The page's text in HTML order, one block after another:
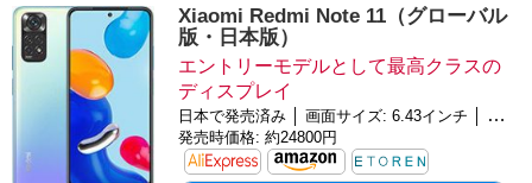
Xiaomi Redmi Note 11（グローバル
版・日本版）
エントリーモデルとして最高クラスの
ディスプレイ
日本で発売済み │ 画面サイズ: 6.43インチ │ バッテリー: 5000mAh │ OS: Android 13
発売時価格: 約24800円